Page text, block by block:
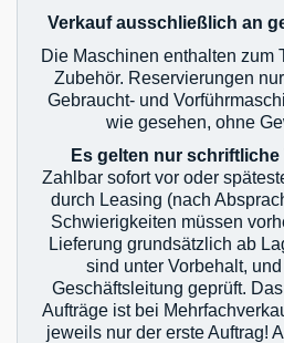
Verkauf ausschließlich an
Die Maschinen enthalten zum
Zubehör. Reservierungen
Gebraucht- und
wie gesehen, ohne
Es gelten nur
Zahlbar sofort vor oder
durch Leasing (nach
Schwierigkeiten müssen
Lieferung grundsätzlich ab
sind unter Vorbehalt,
Geschäftsleitung geprüft.
Aufträge ist bei
jeweils nur der erste Auftrag!